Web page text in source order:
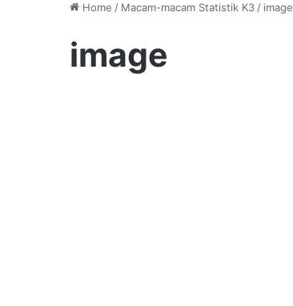
Home / Macam-macam Statistik K3 / image
image